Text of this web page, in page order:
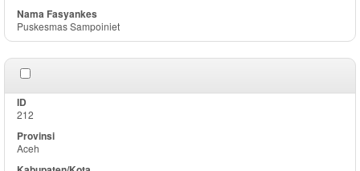
Puskesmas Sampoiniet
212
Aceh